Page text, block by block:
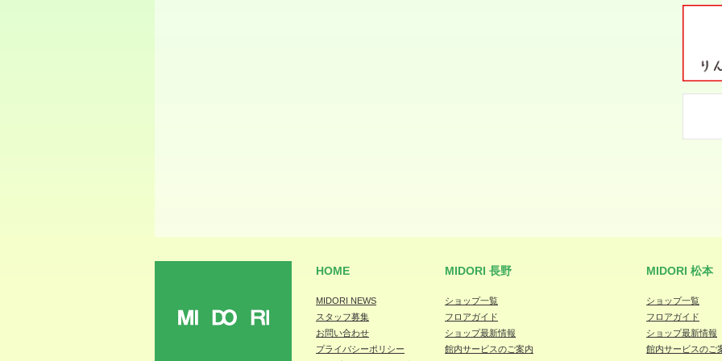
HOME
MIDORI NEWS
スタッフ募集
お問い合わせ
プライバシーポリシー
MIDORI 長野
ショップ一覧
フロアガイド
ショップ最新情報
館内サービスのご案内
MIDORI 松本
ショップ一覧
フロアガイド
ショップ最新情報
館内サービスのご